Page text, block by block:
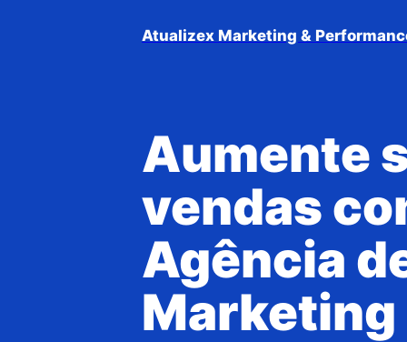
Atualizex Marketing &
Aumente
vendas
Agência